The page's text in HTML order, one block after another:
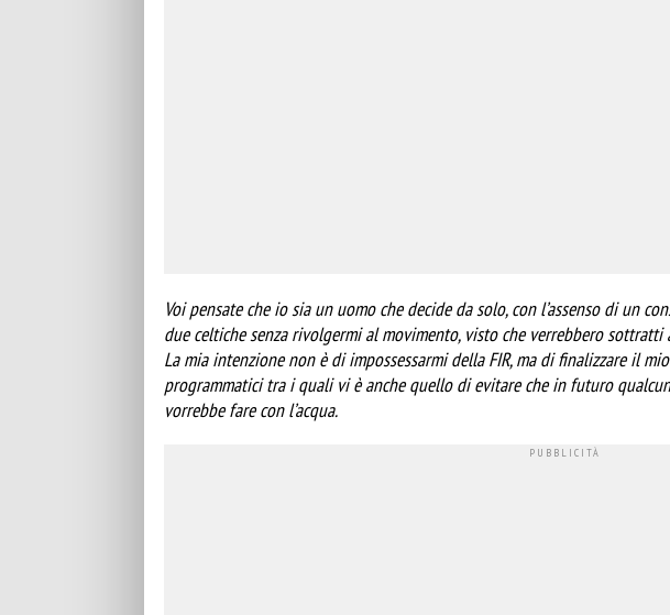
Voi pensate che io sia un uomo che decide da solo, con l’assenso di un
due celtiche senza rivolgermi al movimento, visto che verrebbero sottratti
La mia intenzione non è di impossessarmi della FIR, ma di finalizzare il
programmatici tra i quali vi è anche quello di evitare che in futuro
vorrebbe fare con l’acqua.